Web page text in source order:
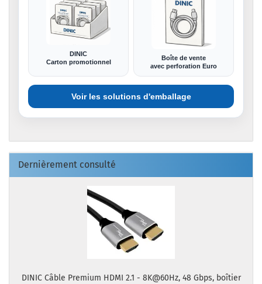
DINIC
Carton promotionnel
Boîte de vente
avec perforation Euro
Voir les solutions d'emballage
Dernièrement consulté
DINIC Câble Premium HDMI 2.1 - 8K@60Hz, 48 Gbps, boîtier